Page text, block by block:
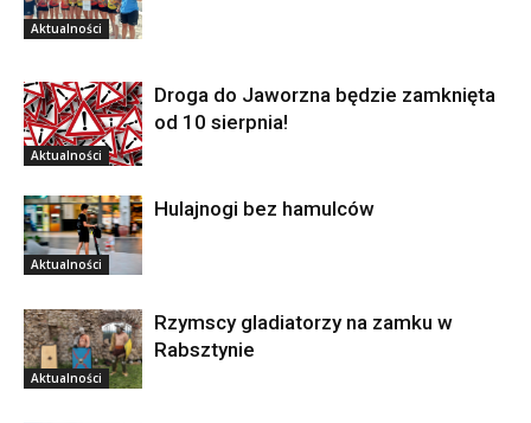
Aktualności
Aktualności
Droga do Jaworzna będzie zamknięta
od 10 sierpnia!
Aktualności
Hulajnogi bez hamulców
Aktualności
Rzymscy gladiatorzy na zamku w
Rabsztynie